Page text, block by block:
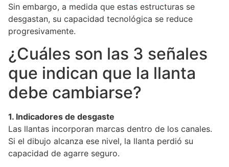
Sin embargo, a medida que estas estructuras se
desgastan, su capacidad tecnológica se reduce
progresivamente.
¿Cuáles son las 3 señales
que indican que la llanta
debe cambiarse?
1. Indicadores de desgaste
Las llantas incorporan marcas dentro de los canales.
Si el dibujo alcanza ese nivel, la llanta perdió su
capacidad de agarre seguro.